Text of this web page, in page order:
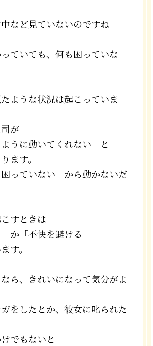
など見ていないのですね
ていても、何も困っていな
ような状況は起こっていま
が
ように動いてくれない」と
ます。
っていない」から動かないだ
すときは
か「不快を避ける」
す。
ら、きれいになって気分がよ
をしたとか、彼女に叱られた
でもないと